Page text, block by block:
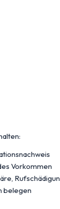
Vorkommen
belegen